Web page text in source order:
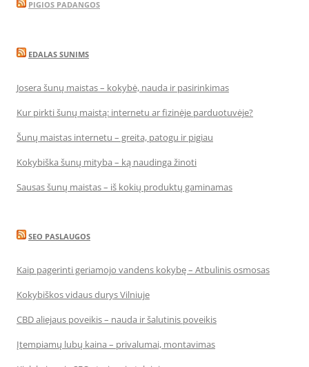
PIGIOS PADANGOS
EDALAS SUNIMS
Josera šunų maistas – kokybė, nauda ir pasirinkimas
Kur pirkti šunų maistą: internetu ar fizinėje parduotuvėje?
Šunų maistas internetu – greita, patogu ir pigiau
Kokybiška šunų mityba – ką naudinga žinoti
Sausas šunų maistas – iš kokių produktų gaminamas
SEO PASLAUGOS
Kaip pagerinti geriamojo vandens kokybę – Atbulinis osmosas
Kokybiškos vidaus durys Vilniuje
CBD aliejaus poveikis – nauda ir šalutinis poveikis
Įtempiamų lubų kaina – privalumai, montavimas